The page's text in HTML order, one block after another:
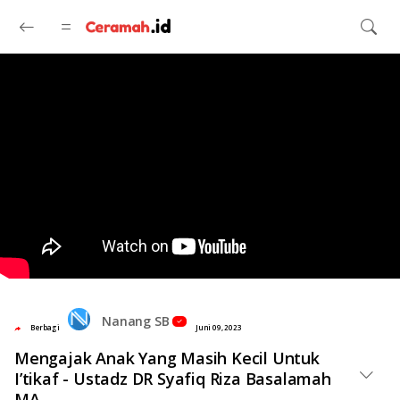
Langsung ke konten utama
Berbagi Nanang SB Juni 09, 2023
Mengajak Anak Yang Masih Kecil Untuk
I’tikaf - Ustadz DR Syafiq Riza Basalamah